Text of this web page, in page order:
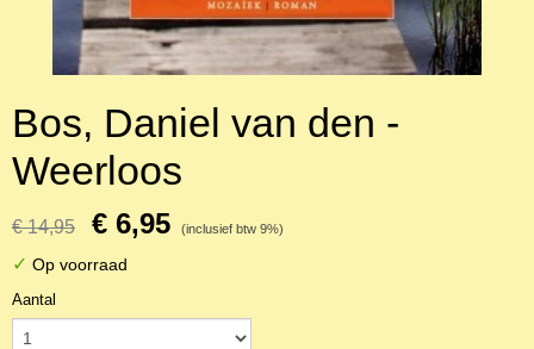
Bos, Daniel van den -
Weerloos
€ 14,95 € 6,95 (inclusief btw 9%)
✓ Op voorraad
Aantal